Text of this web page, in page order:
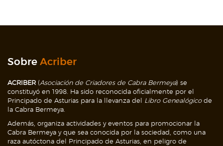
Sobre Acriber
ACRIBER (Asociación de Criadores de Cabra Bermeya) se
constituyó en 1998. Ha sido reconocida oficialmente por el
Principado de Asturias para la llevanza del Libro Genealógicode
la Cabra Bermeya.
Además, organiza actividades y eventos para promocionar la
Cabra Bermeya y que sea conocida por la sociedad, como una
raza autóctona del Principado de Asturias, en peligro de